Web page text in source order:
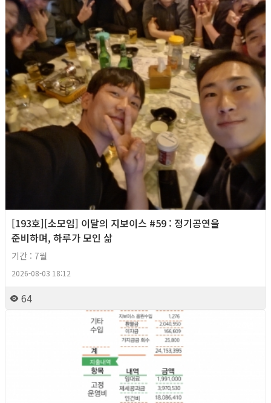
[193호][소모임] 이달의 지보이스 #59 : 정기공연을
준비하며, 하루가 모인 삶
기간 : 7월
2026-08-03 18:12
64